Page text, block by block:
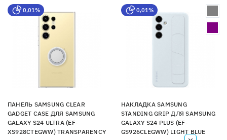
0,01%
ПАНЕЛЬ SAMSUNG CLEAR
GADGET CASE ДЛЯ SAMSUNG
GALAXY S24 ULTRA (EF-
XS928CTEGWW) TRANSPARENCY
0,01%
НАКЛАДКА SAMSUNG
STANDING GRIP ДЛЯ SAMSUNG
GALAXY S24 PLUS (EF-
GS926CLEGWW) LIGHT BLUE